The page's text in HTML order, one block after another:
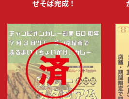
ぜそば完成！